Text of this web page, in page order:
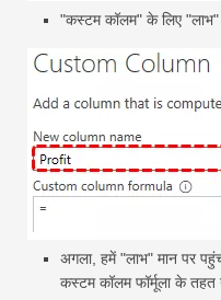
"कस्टम कॉलम" के लिए
अगला, हमें "लाभ" मान पर
कस्टम कॉलम फॉर्मूला के तहत